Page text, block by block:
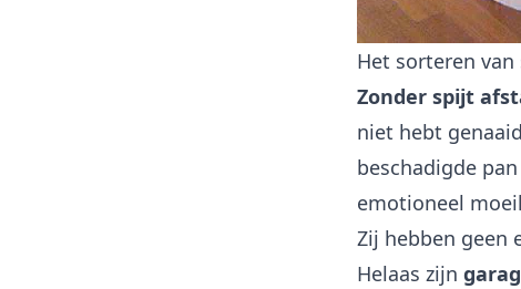
Het sorteren
Zonder spijt
niet hebt
beschadigde
emotioneel
Zij hebben geen
Helaas zijn